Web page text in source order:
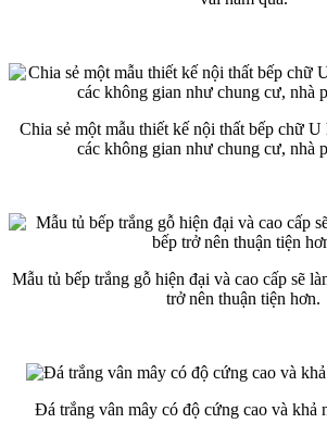
Chia sẻ một mẫu thiết kế nội thất bếp chữ
các không gian như chung cư, nhà
Mẫu tủ bếp trắng gỗ hiện đại và cao cấp sẽ
trở nên thuận tiện hơn.
Đá trắng vân mây có độ cứng cao và khả